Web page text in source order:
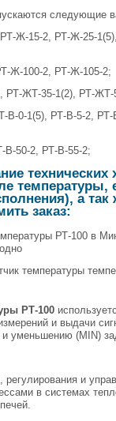
следующие
Ж-15-2, РТ-Ж-25-
Ж-100-2, РТ-Ж-105-2;
РТ-ЖТ-35-1(2), РТ-ЖТ-
В-0-1(5), РТ-В-5-2,
В-50-2, РТ-В-55-2;
технических
а так
заказ:
РТ-100 в
РТ-100
и выдачи
уменьшению (MIN)
регулирования и
в системах